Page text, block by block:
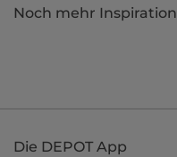
Noch mehr Inspiration
Die DEPOT App